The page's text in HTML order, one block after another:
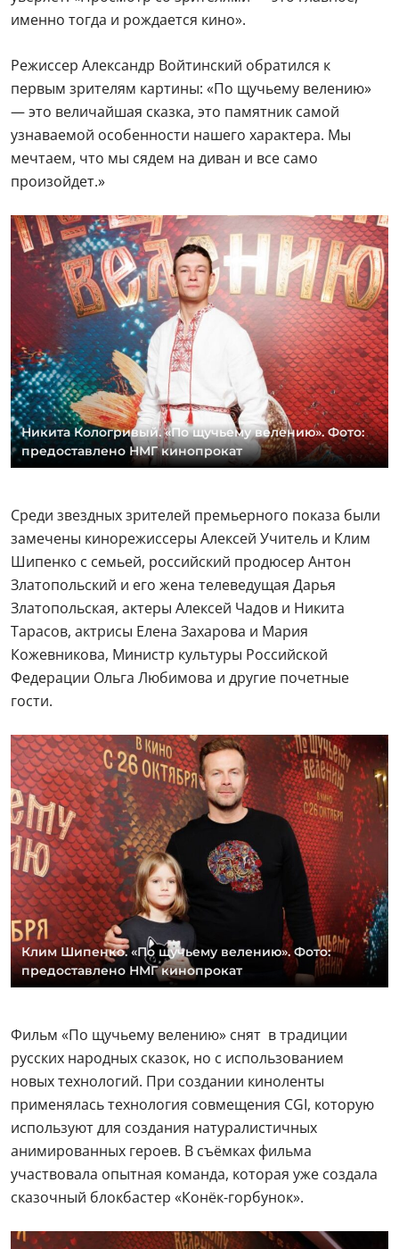
именно тогда и рождается кино».
Режиссер Александр Войтинский обратился к
первым зрителям картины: «По щучьему велению»
— это величайшая сказка, это памятник самой
узнаваемой особенности нашего характера. Мы
мечтаем, что мы сядем на диван и все само
произойдет.»
Никита Кологривый. «По щучьему велению». Фото:
предоставлено НМГ кинопрокат
Среди звездных зрителей премьерного показа были
замечены кинорежиссеры Алексей Учитель и Клим
Шипенко с семьей, российский продюсер Антон
Златопольский и его жена телеведущая Дарья
Златопольская, актеры Алексей Чадов и Никита
Тарасов, актрисы Елена Захарова и Мария
Кожевникова, Министр культуры Российской
Федерации Ольга Любимова и другие почетные
гости.
Клим Шипенко. «По щучьему велению». Фото:
предоставлено НМГ кинопрокат
Фильм «По щучьему велению» снят в традиции
русских народных сказок, но с использованием
новых технологий. При создании киноленты
применялась технология совмещения CGI, которую
используют для создания натуралистичных
анимированных героев. В съёмках фильма
участвовала опытная команда, которая уже создала
сказочный блокбастер «Конёк-горбунок».